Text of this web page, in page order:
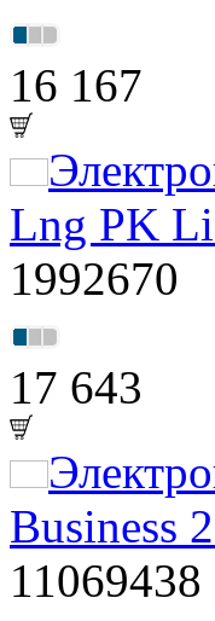
16 167
Lng PK
1992670
17 643
Business
11069438